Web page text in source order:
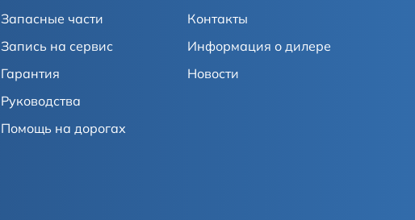
Запасные части
Запись на сервис
Гарантия
Руководства
Помощь на дорогах
Контакты
Информация о дилере
Новости